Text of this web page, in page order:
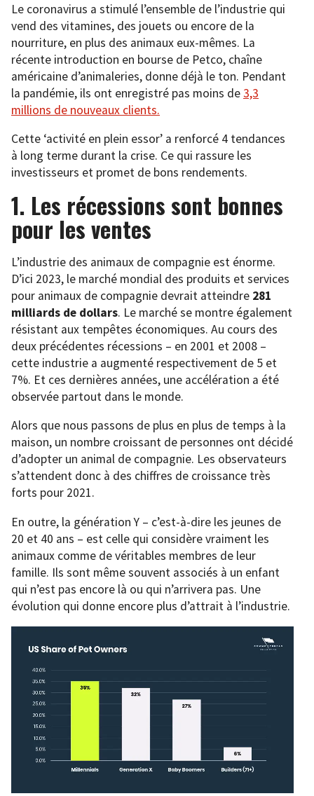
Le coronavirus a stimulé l’ensemble de l’industrie qui
vend des vitamines, des jouets ou encore de la
nourriture, en plus des animaux eux-mêmes. La
récente introduction en bourse de Petco, chaîne
américaine d’animaleries, donne déjà le ton. Pendant
la pandémie, ils ont enregistré pas moins de3,3
millions de nouveaux clients.
Cette ‘activité en plein essor’ a renforcé 4 tendances
à long terme durant la crise. Ce qui rassure les
investisseurs et promet de bons rendements.
1. Les récessions sont bonnes
pour les ventes
L’industrie des animaux de compagnie est énorme.
D’ici 2023, le marché mondial des produits et services
pour animaux de compagnie devrait atteindre 281
milliards de dollars. Le marché se montre également
résistant aux tempêtes économiques. Au cours des
deux précédentes récessions – en 2001 et 2008 –
cette industrie a augmenté respectivement de 5 et
7%. Et ces dernières années, une accélération a été
observée partout dans le monde.
Alors que nous passons de plus en plus de temps à la
maison, un nombre croissant de personnes ont décidé
d’adopter un animal de compagnie. Les observateurs
s’attendent donc à des chiffres de croissance très
forts pour 2021.
En outre, la génération Y – c’est-à-dire les jeunes de
20 et 40 ans – est celle qui considère vraiment les
animaux comme de véritables membres de leur
famille. Ils sont même souvent associés à un enfant
qui n’est pas encore là ou qui n’arrivera pas. Une
évolution qui donne encore plus d’attrait à l’industrie.